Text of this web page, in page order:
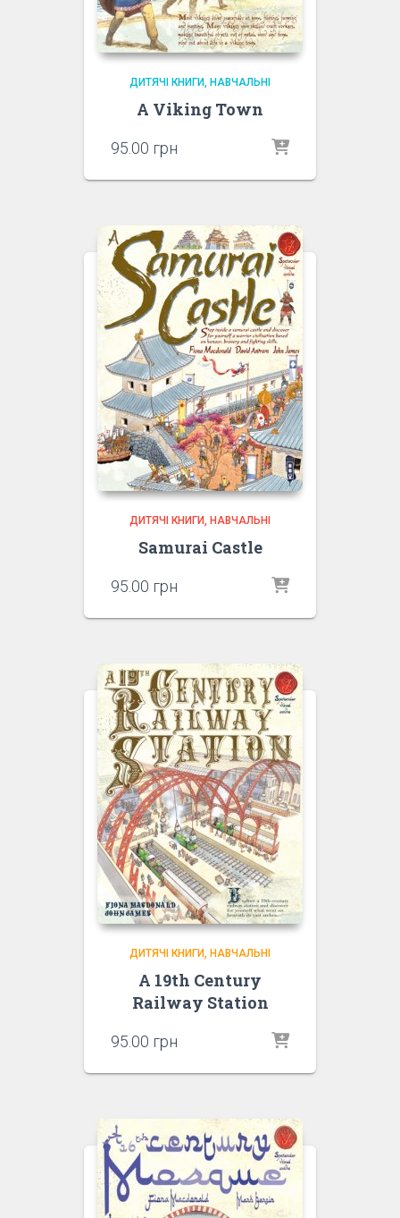
ДИТЯЧІ КНИГИ НАВЧАЛЬНІ
A Viking Town
95.00 грн
ДИТЯЧІ КНИГИ НАВЧАЛЬНІ
Samurai Castle
95.00 грн
ДИТЯЧІ КНИГИ НАВЧАЛЬНІ
A 19th Century
Railway Station
95.00 грн